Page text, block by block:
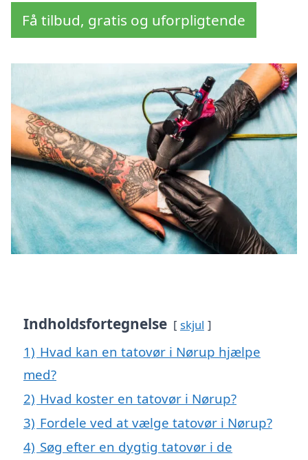
Få tilbud, gratis og uforpligtende
Indholdsfortegnelse skjul
1) Hvad kan en tatovør i Nørup hjælpe
med?
2) Hvad koster en tatovør i Nørup?
3) Fordele ved at vælge tatovør i Nørup?
4) Søg efter en dygtig tatovør i de